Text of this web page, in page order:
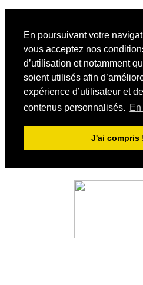
En poursuivant votre
vous acceptez nos
d’utilisation et notamment
soient utilisés afin
expérience d’utilisateur et
contenus personnalisés.
J'ai compris